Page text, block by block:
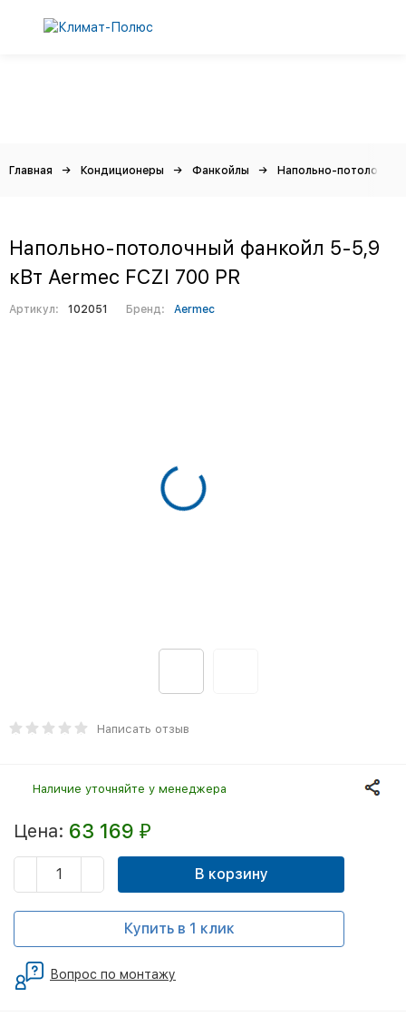
Главная Кондиционеры Фанкойлы Напольно-
Напольно-потолочный фанкойл 5-5,9
кВт Aermec FCZI 700 PR
Артикул: 102051 Бренд: Aermec
Написать отзыв
Наличие уточняйте у менеджера
Цена: 63 169 ₽
В корзину
Купить в 1 клик
Вопрос по монтажу